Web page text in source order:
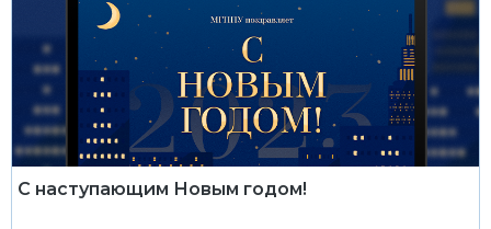
С наступающим Новым годом!